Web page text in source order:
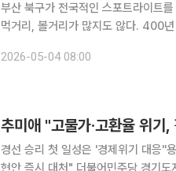
부산 북구가 전국적인 스포트라이트
먹거리, 볼거리가 많지도 않다. 400년 전통의 구포시장을 빼고 나면 북구를 소재로 뭔가 얘깃거리
구의 지역내총생산(GRDP)은 약 5조
2026-05-04 08:00
추미애 "고물가·고환율 위기
경선 승리 첫 일성은 '경제위기 대응''
현안 즉시 대처" 더불어민주당 경기도지사 후보로 확정된 추미애 후보가 첫 메시지로 낸 카드는 경